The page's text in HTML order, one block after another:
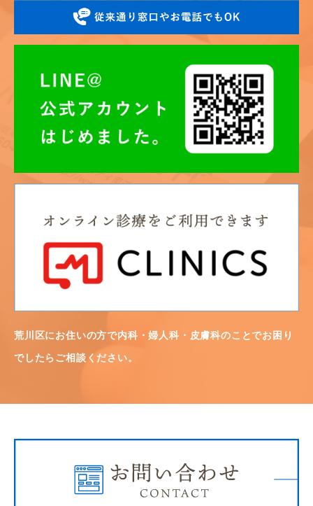
荒川区にお住いの方で内科・婦人科・皮膚科のことでお困り
でしたらご相談ください。